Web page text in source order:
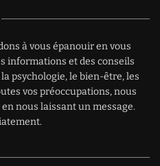
à vous épanouir en vous
informations et des conseils
psychologie, le bien-être, les
vos préoccupations, nous
nous laissant un message.